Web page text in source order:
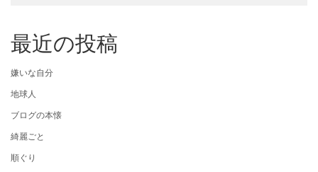
最近の投稿
嫌いな自分
地球人
ブログの本懐
綺麗ごと
順ぐり